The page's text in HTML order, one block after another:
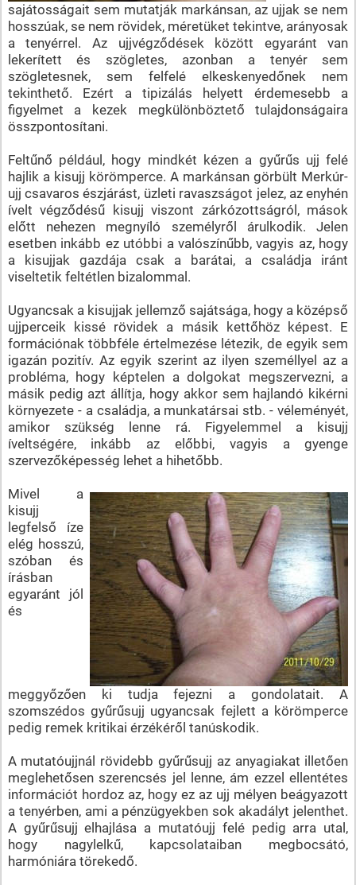
sajátosságait sem mutatják markánsan, az ujjak se nem
hosszúak, se nem rövidek, méretüket tekintve, arányosak
a tenyérrel. Az ujjvégződések között egyaránt van
lekerített és szögletes, azonban a tenyér sem
szögletesnek, sem felfelé elkeskenyedőnek nem
tekinthető. Ezért a tipizálás helyett érdemesebb a
figyelmet a kezek megkülönböztető tulajdonságaira
összpontosítani.
Feltűnő például, hogy mindkét kézen a gyűrűs ujj felé
hajlik a kisujj körömperce. A markánsan görbült Merkúr-
ujj csavaros észjárást, üzleti ravaszságot jelez, az enyhén
ívelt végződésű kisujj viszont zárkózottságról, mások
előtt nehezen megnyíló személyről árulkodik. Jelen
esetben inkább ez utóbbi a valószínűbb, vagyis az, hogy
a kisujjak gazdája csak a barátai, a családja iránt
viseltetik feltétlen bizalommal.
Ugyancsak a kisujjak jellemző sajátsága, hogy a középső
ujjperceik kissé rövidek a másik kettőhöz képest. E
formációnak többféle értelmezése létezik, de egyik sem
igazán pozitív. Az egyik szerint az ilyen személlyel az a
probléma, hogy képtelen a dolgokat megszervezni, a
másik pedig azt állítja, hogy akkor sem hajlandó kikérni
környezete - a családja, a munkatársai stb. - véleményét,
amikor szükség lenne rá. Figyelemmel a kisujj
íveltségére, inkább az előbbi, vagyis a gyenge
szervezőképesség lehet a hihetőbb.
Mivel a
kisujj
legfelső íze
elég hosszú,
szóban és
írásban
egyaránt jól
és
meggyőzően ki tudja fejezni a gondolatait. A
szomszédos gyűrűsujj ugyancsak fejlett a körömperce
pedig remek kritikai érzékéről tanúskodik.
A mutatóujjnál rövidebb gyűrűsujj az anyagiakat illetően
meglehetősen szerencsés jel lenne, ám ezzel ellentétes
információt hordoz az, hogy ez az ujj mélyen beágyazott
a tenyérben, ami a pénzügyekben sok akadályt jelenthet.
A gyűrűsujj elhajlása a mutatóujj felé pedig arra utal,
hogy nagylelkű, kapcsolataiban megbocsátó,
harmóniára törekedő.